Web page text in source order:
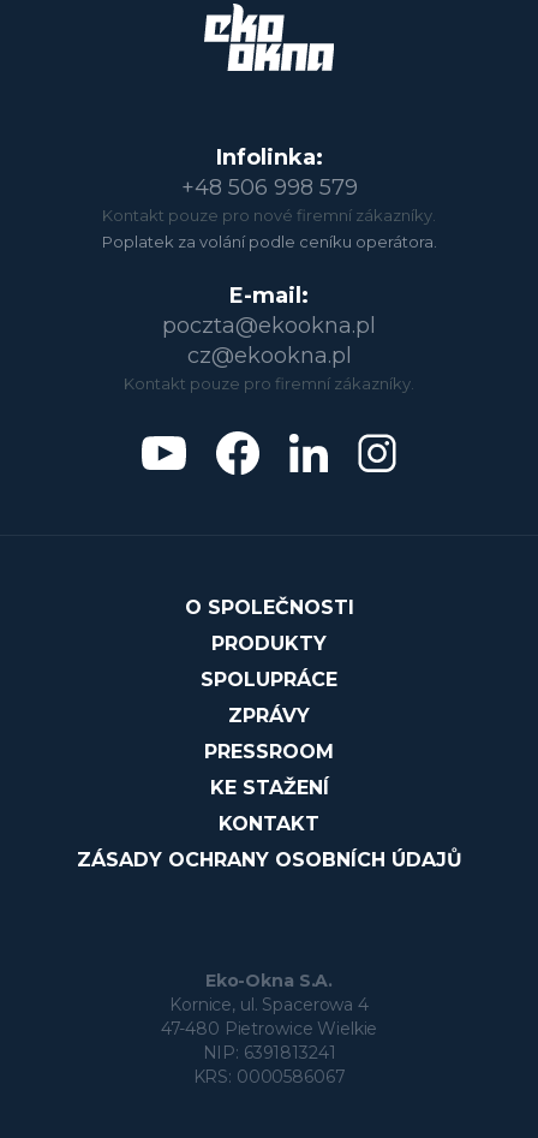
Infolinka:
+48 506 998 579
Kontakt pouze pro nové firemní zákazníky.
Poplatek za volání podle ceníku operátora.
E-mail:
poczta@ekookna.pl
cz@ekookna.pl
Kontakt pouze pro firemní zákazníky.
O SPOLEČNOSTI
PRODUKTY
SPOLUPRÁCE
ZPRÁVY
PRESSROOM
KE STAŽENÍ
KONTAKT
ZÁSADY OCHRANY OSOBNÍCH ÚDAJŮ
Eko-Okna S.A.
Kornice, ul. Spacerowa 4
47-480 Pietrowice Wielkie
NIP: 6391813241
KRS: 0000586067